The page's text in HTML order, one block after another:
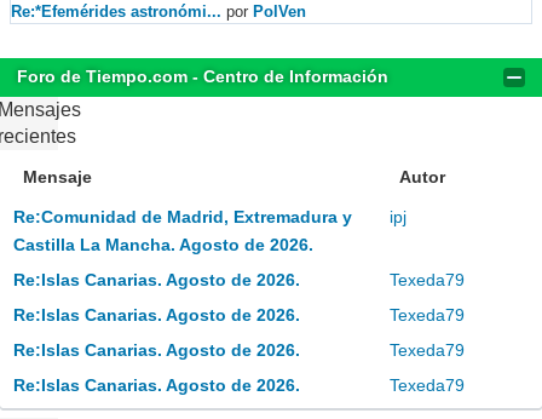
Re:*Efemérides astronómi... por PolVen
Foro de Tiempo.com - Centro de Información
Mensaje Autor
Re:Comunidad de Madrid, Extremadura y
Castilla La Mancha. Agosto de 2026.
ipj
Re:Islas Canarias. Agosto de 2026.
Texeda79
Re:Islas Canarias. Agosto de 2026.
Texeda79
Re:Islas Canarias. Agosto de 2026.
Texeda79
Re:Islas Canarias. Agosto de 2026.
Texeda79